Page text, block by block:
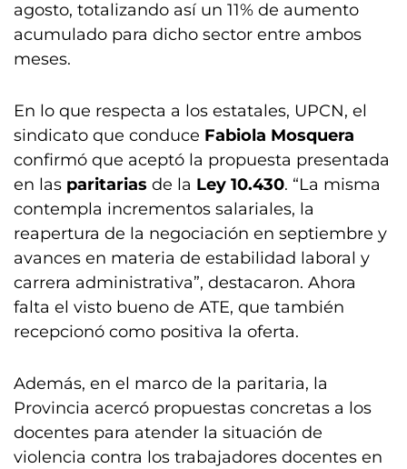
agosto, totalizando así un 11% de aumento
acumulado para dicho sector entre ambos
meses.
En lo que respecta a los estatales, UPCN, el
sindicato que conduce Fabiola Mosquera
confirmó que aceptó la propuesta presentada
en las paritarias de la Ley 10.430. “La misma
contempla incrementos salariales, la
reapertura de la negociación en septiembre y
avances en materia de estabilidad laboral y
carrera administrativa”, destacaron. Ahora
falta el visto bueno de ATE, que también
recepcionó como positiva la oferta.
Además, en el marco de la paritaria, la
Provincia acercó propuestas concretas a los
docentes para atender la situación de
violencia contra los trabajadores docentes en